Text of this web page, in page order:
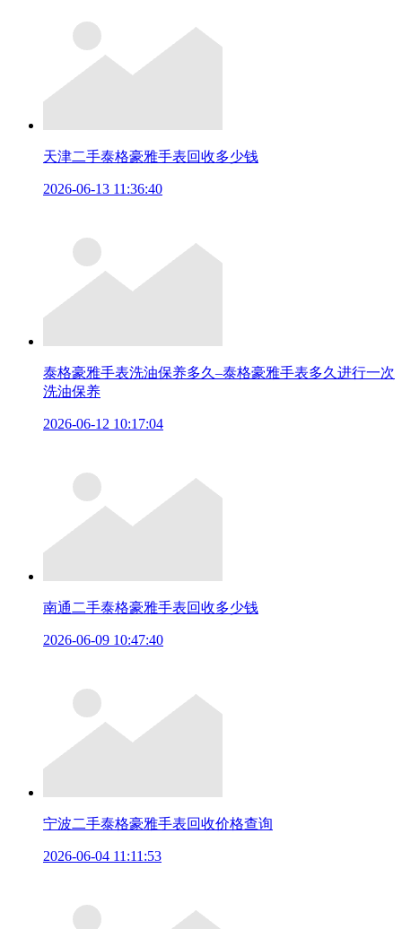
天津二手泰格豪雅手表回收多少钱
2026-06-13 11:36:40
泰格豪雅手表洗油保养多久–泰格豪雅手表多久进行一次
洗油保养
2026-06-12 10:17:04
南通二手泰格豪雅手表回收多少钱
2026-06-09 10:47:40
宁波二手泰格豪雅手表回收价格查询
2026-06-04 11:11:53